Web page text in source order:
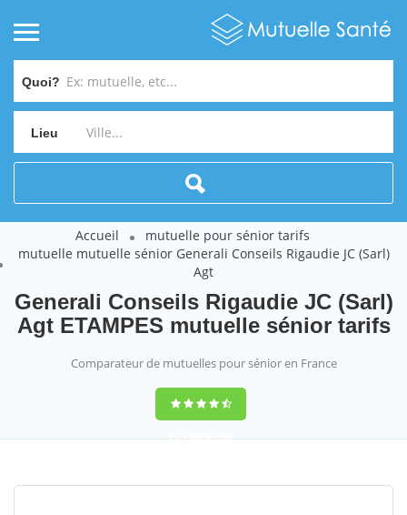
Quoi?
Lieu
Accueil
mutuelle pour sénior tarifs
mutuelle mutuelle sénior Generali Conseils Rigaudie JC (Sarl)
Agt
Generali Conseils Rigaudie JC (Sarl)
Agt ETAMPES mutuelle sénior tarifs
Comparateur de mutuelles pour sénior en France
9,2(100%)452